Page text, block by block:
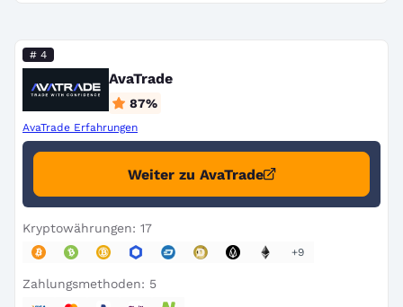
# 4
AvaTrade
87%
AvaTrade Erfahrungen
Weiter zu AvaTrade
Kryptowährungen: 17
+9
Zahlungsmethoden: 5